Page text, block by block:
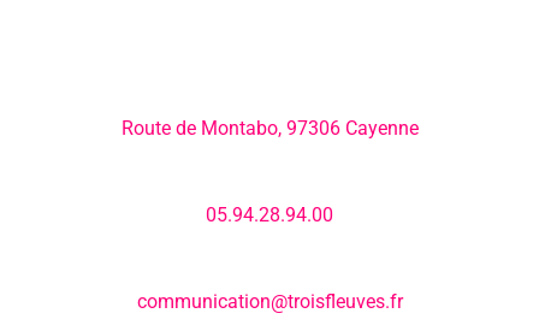
Route de Montabo, 97306 Cayenne
05.94.28.94.00
communication@troisfleuves.fr